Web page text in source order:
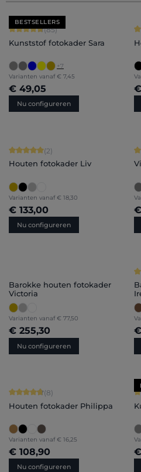
BESTSELLERS
Gemiddelde score van 4.71 op 5
(85)
Kunststof fotokader Sara
+7
Varianten vanaf € 7,45
€ 49,05
Nu configureren
Gemiddelde score van 5 op 5 sterren
(2)
Houten fotokader Liv
Varianten vanaf € 18,30
€ 133,00
Nu configureren
Barokke houten fotokader
Victoria
Varianten vanaf € 77,50
€ 255,30
Nu configureren
€
Gemiddelde score van 4.75 op 5
(8)
Houten fotokader Philippa
Varianten vanaf € 16,25
€ 108,90
Nu configureren